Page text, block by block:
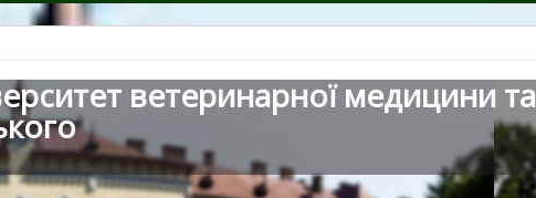
ветеринарної медицини та